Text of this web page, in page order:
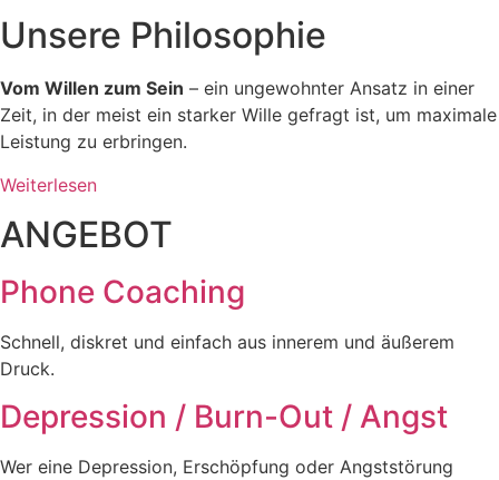
Unsere Philosophie
Vom Willen zum Sein – ein ungewohnter Ansatz in einer
Zeit, in der meist ein starker Wille gefragt ist, um maximale
Leistung zu erbringen.
Weiterlesen
ANGEBOT
Phone Coaching
Schnell, diskret und einfach aus innerem und äußerem
Druck.
Depression / Burn-Out / Angst
Wer eine Depression, Erschöpfung oder Angststörung